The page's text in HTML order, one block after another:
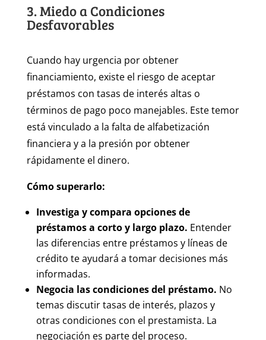
3. Miedo a Condiciones
Desfavorables
Cuando hay urgencia por obtener
financiamiento, existe el riesgo de aceptar
préstamos con tasas de interés altas o
términos de pago poco manejables. Este temor
está vinculado a la falta de alfabetización
financiera y a la presión por obtener
rápidamente el dinero.
Cómo superarlo:
Investiga y compara opciones de
préstamos a corto y largo plazo. Entender
las diferencias entre préstamos y líneas de
crédito te ayudará a tomar decisiones más
informadas.
Negocia las condiciones del préstamo. No
temas discutir tasas de interés, plazos y
otras condiciones con el prestamista. La
negociación es parte del proceso.